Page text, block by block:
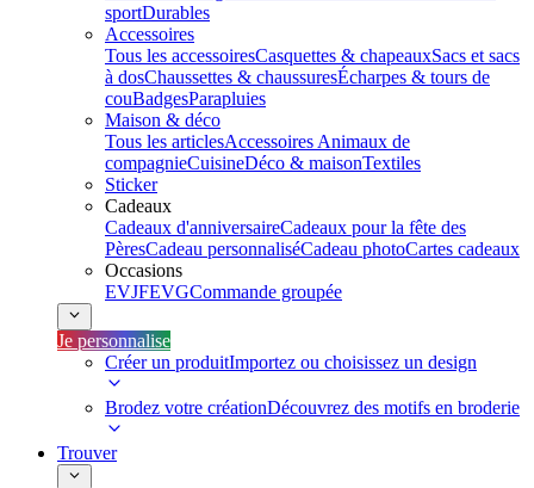
sportDurables
Accessoires
Tous les accessoiresCasquettes & chapeauxSacs et sacs
à dosChaussettes & chaussuresÉcharpes & tours de
couBadgesParapluies
Maison & déco
Tous les articlesAccessoires Animaux de
compagnieCuisineDéco & maisonTextiles
Sticker
Cadeaux
Cadeaux d'anniversaireCadeaux pour la fête des
PèresCadeau personnaliséCadeau photoCartes cadeaux
Occasions
EVJFEVGCommande groupée
Je personnalise
Créer un produitImportez ou choisissez un design
Brodez votre créationDécouvrez des motifs en broderie
Trouver